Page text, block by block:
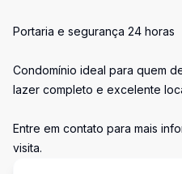
Portaria e segurança 24 horas
Condomínio ideal para quem
lazer completo e excelente
Entre em contato para mais
visita.